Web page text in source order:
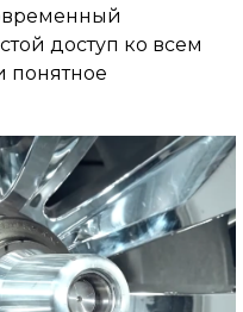
доступ ко всем
понятное